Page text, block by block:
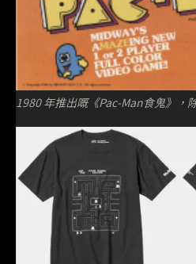
1980 年推出嘅《Pac-Man食鬼》，